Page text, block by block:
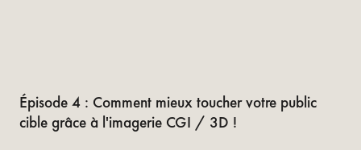
Épisode 4 : Comment mieux toucher votre public
cible grâce à l'imagerie CGI / 3D !